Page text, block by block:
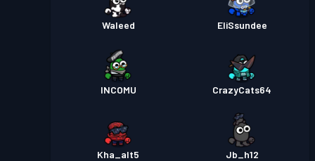
Waleed EliSsundee
INCOMU CrazyCats64
Kha_alt5 Jb_h12